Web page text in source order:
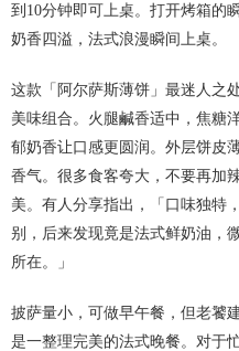
到10分钟即可上桌。打开烤箱的
奶香四溢，法式浪漫瞬间上桌。
这款「阿尔萨斯薄饼」最迷人之
美味组合。火腿鹹香适中，焦糖
郁奶香让口感更圆润。外层饼皮
香气。很多食客夸大，不要再加
美。有人分享指出，「口味独特
别，后来发现竟是法式鲜奶油，
所在。」
披萨量小，可做早午餐，但老饕
是一整理完美的法式晚餐。对于